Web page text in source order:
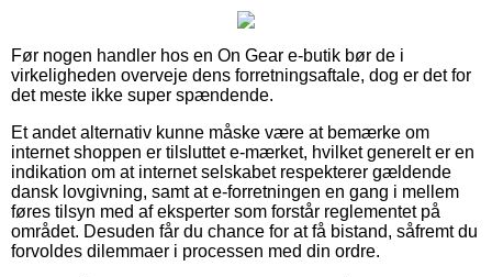
Før nogen handler hos en On Gear e-butik bør de i
virkeligheden overveje dens forretningsaftale, dog er det for
det meste ikke super spændende.
Et andet alternativ kunne måske være at bemærke om
internet shoppen er tilsluttet e-mærket, hvilket generelt er en
indikation om at internet selskabet respekterer gældende
dansk lovgivning, samt at e-forretningen en gang i mellem
føres tilsyn med af eksperter som forstår reglementet på
området. Desuden får du chance for at få bistand, såfremt du
forvoldes dilemmaer i processen med din ordre.